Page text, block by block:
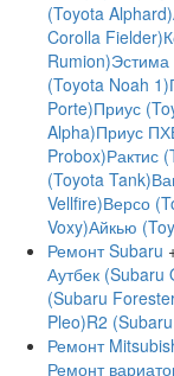
(Toyota Alphard)
Corolla Fielder)
Rumion)Эстима
(Toyota Noah 1)
Porte)Приус
Alpha)Приус
Probox)Рактис
(Toyota Tank)
Vellfire)Версо
Voxy)Айкью
Ремонт Subaru
Аутбек (Subaru
(Subaru
Pleo)R2
Ремонт
Ремонт